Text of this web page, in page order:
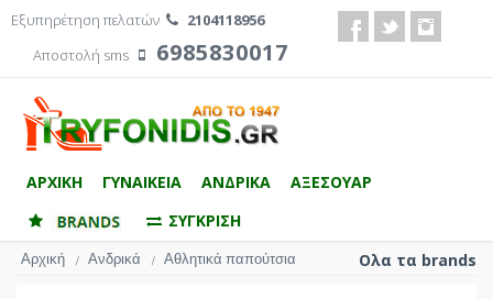
Εξυπηρέτηση πελατών
2104118956
Αποστολή sms
6985830017
ΑΡΧΙΚΗ ΓΥΝΑΙΚΕΙΑ ΑΝΔΡΙΚΑ
ΑΞΕΣΟΥΑΡ
ΣΥΓΚΡΙΣΗ
Αρχική / Ανδρικά / Αθλητικά παπούτσια Ολα τα brands